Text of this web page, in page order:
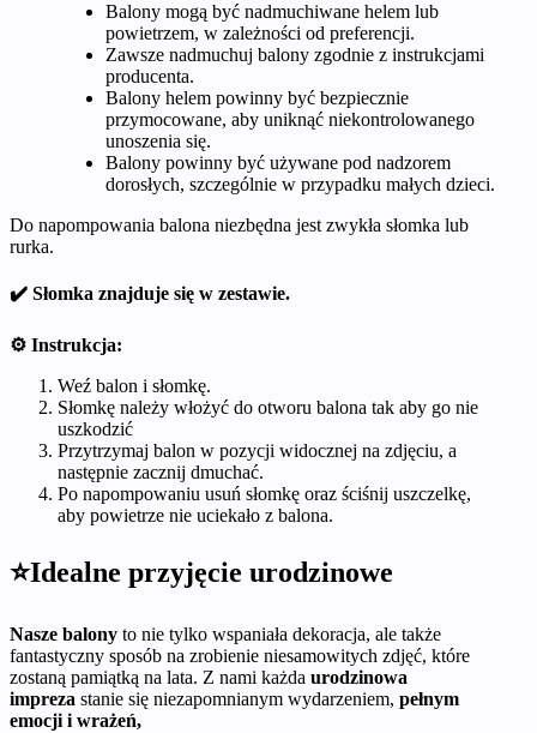
Balony mogą być nadmuchiwane helem lub
powietrzem, w zależności od preferencji.
Zawsze nadmuchuj balony zgodnie z instrukcjami
producenta.
Balony helem powinny być bezpiecznie
przymocowane, aby uniknąć niekontrolowanego
unoszenia się.
Balony powinny być używane pod nadzorem
dorosłych, szczególnie w przypadku małych dzieci.
Do napompowania balona niezbędna jest zwykła słomka lub
rurka.
✔️ Słomka znajduje się w zestawie.
⚙️ Instrukcja:
Weź balon i słomkę.
Słomkę należy włożyć do otworu balona tak aby go nie
uszkodzić
Przytrzymaj balon w pozycji widocznej na zdjęciu, a
następnie zacznij dmuchać.
Po napompowaniu usuń słomkę oraz ściśnij uszczelkę,
aby powietrze nie uciekało z balona.
⭐Idealne przyjęcie urodzinowe
Nasze balony to nie tylko wspaniała dekoracja, ale także
fantastyczny sposób na zrobienie niesamowitych zdjęć, które
zostaną pamiątką na lata. Z nami każda urodzinowa
impreza stanie się niezapomnianym wydarzeniem, pełnym
emocji i wrażeń,